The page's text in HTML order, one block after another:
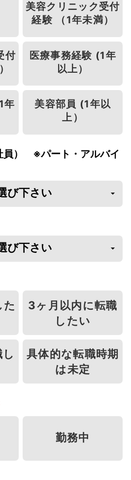
美容クリニック受付
経験 （1年未満）
付
医療事務経験 (1年
以上）
年
美容部員 (1年以
上）
員） ※パート・アルバイ
3ヶ月以内に転職
したい
具体的な転職時期
は未定
勤務中